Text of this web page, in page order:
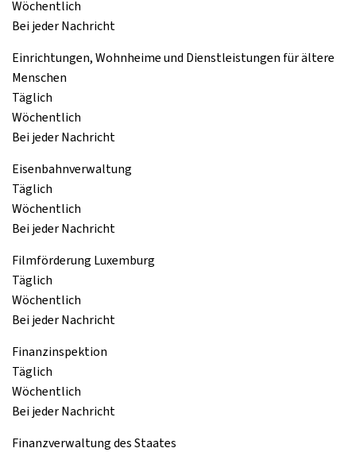
Wöchentlich
Bei jeder Nachricht
Einrichtungen, Wohnheime und Dienstleistungen für ältere
Menschen
Täglich
Wöchentlich
Bei jeder Nachricht
Eisenbahnverwaltung
Täglich
Wöchentlich
Bei jeder Nachricht
Filmförderung Luxemburg
Täglich
Wöchentlich
Bei jeder Nachricht
Finanzinspektion
Täglich
Wöchentlich
Bei jeder Nachricht
Finanzverwaltung des Staates